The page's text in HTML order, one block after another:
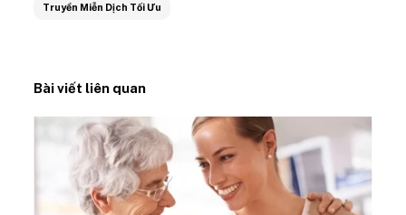
Truyền Miễn Dịch Tối Ưu
Bài viết liên quan